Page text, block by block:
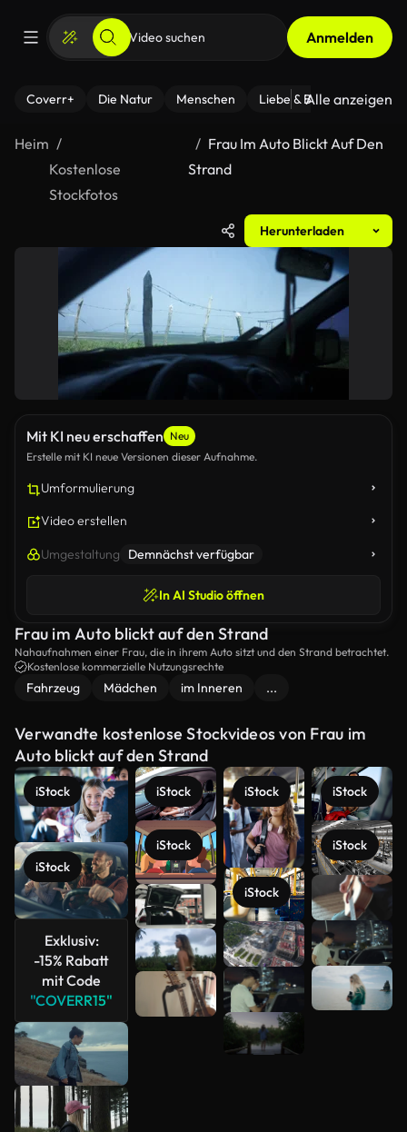
Anmelden
Coverr+ Die Natur Menschen Liebe & Beziehungen
Alle anzeigen
Heim
Kostenlose
Stockfotos
Frau Im Auto Blickt Auf Den
Strand
Herunterladen
Mit KI neu erschaffen Neu
Erstelle mit KI neue Versionen dieser Aufnahme.
Umformulierung
Video erstellen
Umgestaltung Demnächst verfügbar
In AI Studio öffnen
Frau im Auto blickt auf den Strand
Nahaufnahmen einer Frau, die in ihrem Auto sitzt und den Strand betrachtet.
Kostenlose kommerzielle Nutzungsrechte
Fahrzeug Mädchen im Inneren ...
Verwandte kostenlose Stockvideos von Frau im
Auto blickt auf den Strand
iStock
iStock
Exklusiv:
-15% Rabatt
mit Code
"COVERR15"
iStock
iStock
iStock
iStock
iStock
iStock
Mehr
anzeigen